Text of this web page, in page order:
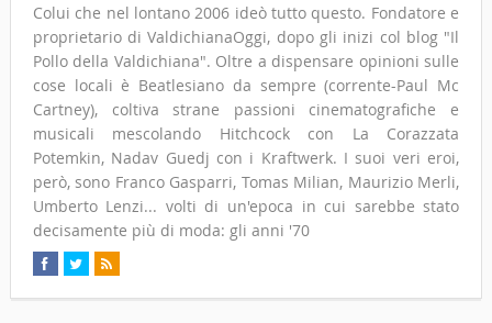
Colui che nel lontano 2006 ideò tutto questo. Fondatore e
proprietario di ValdichianaOggi, dopo gli inizi col blog "Il
Pollo della Valdichiana". Oltre a dispensare opinioni sulle
cose locali è Beatlesiano da sempre (corrente-Paul Mc
Cartney), coltiva strane passioni cinematografiche e
musicali mescolando Hitchcock con La Corazzata
Potemkin, Nadav Guedj con i Kraftwerk. I suoi veri eroi,
però, sono Franco Gasparri, Tomas Milian, Maurizio Merli,
Umberto Lenzi... volti di un'epoca in cui sarebbe stato
decisamente più di moda: gli anni '70